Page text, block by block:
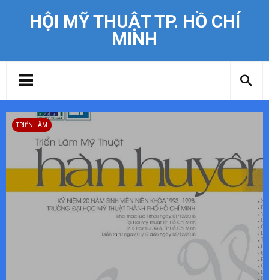
HỘI MỸ THUẬT TP. HỒ CHÍ
MINH
TRIỂN LÃM